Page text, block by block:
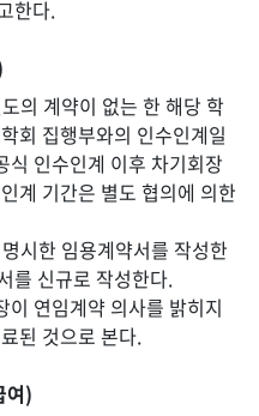
한다.
의 계약이 없는 한 해당 학
회 집행부와의 인수인계일
식 인수인계 이후 차기회장
계 기간은 별도 협의에 의한
시한 임용계약서를 작성한
를 신규로 작성한다.
연임계약 의사를 밝히지
된 것으로 본다.
여)